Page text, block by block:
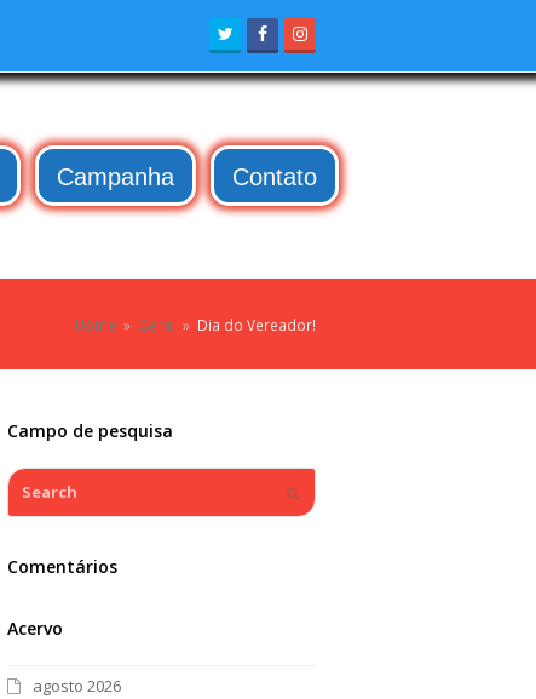
TwitterFacebook
Campanha Contato
Home » Geral » Dia do Vereador!
Campo de pesquisa
Search
Comentários
Acervo
agosto 2026